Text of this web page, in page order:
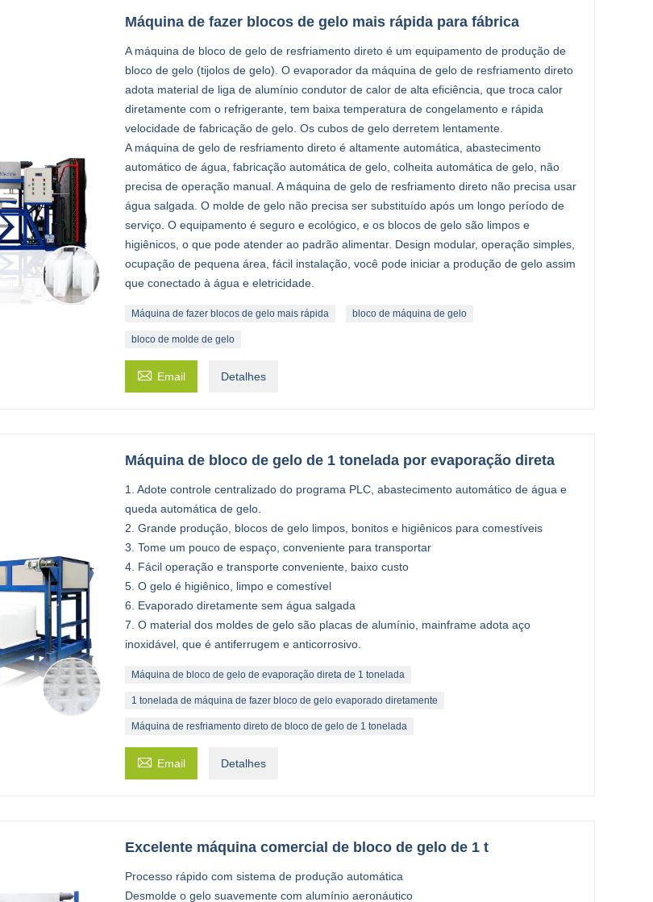
Máquina de fazer blocos de gelo mais rápida para fábrica
A máquina de bloco de gelo de resfriamento direto é um equipamento de produção de
bloco de gelo (tijolos de gelo). O evaporador da máquina de gelo de resfriamento direto
adota material de liga de alumínio condutor de calor de alta eficiência, que troca calor
diretamente com o refrigerante, tem baixa temperatura de congelamento e rápida
velocidade de fabricação de gelo. Os cubos de gelo derretem lentamente.
A máquina de gelo de resfriamento direto é altamente automática, abastecimento
automático de água, fabricação automática de gelo, colheita automática de gelo, não
precisa de operação manual. A máquina de gelo de resfriamento direto não precisa usar
água salgada. O molde de gelo não precisa ser substituído após um longo período de
serviço. O equipamento é seguro e ecológico, e os blocos de gelo são limpos e
higiênicos, o que pode atender ao padrão alimentar. Design modular, operação simples,
ocupação de pequena área, fácil instalação, você pode iniciar a produção de gelo assim
que conectado à água e eletricidade.
Máquina de fazer blocos de gelo mais rápida bloco de máquina de gelo
bloco de molde de gelo
 Email Detalhes
Máquina de bloco de gelo de 1 tonelada por evaporação direta
1. Adote controle centralizado do programa PLC, abastecimento automático de água e
queda automática de gelo.
2. Grande produção, blocos de gelo limpos, bonitos e higiênicos para comestíveis
3. Tome um pouco de espaço, conveniente para transportar
4. Fácil operação e transporte conveniente, baixo custo
5. O gelo é higiênico, limpo e comestível
6. Evaporado diretamente sem água salgada
7. O material dos moldes de gelo são placas de alumínio, mainframe adota aço
inoxidável, que é antiferrugem e anticorrosivo.
Máquina de bloco de gelo de evaporação direta de 1 tonelada
1 tonelada de máquina de fazer bloco de gelo evaporado diretamente
Máquina de resfriamento direto de bloco de gelo de 1 tonelada
 Email Detalhes
Excelente máquina comercial de bloco de gelo de 1 t
Processo rápido com sistema de produção automática
Desmolde o gelo suavemente com alumínio aeronáutico